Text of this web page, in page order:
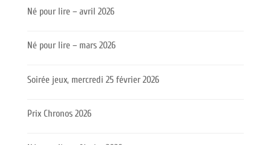
Né pour lire – avril 2026
Né pour lire – mars 2026
Soirée jeux, mercredi 25 février 2026
Prix Chronos 2026